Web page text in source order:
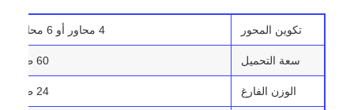
تكوين المحور 4 محاور أو 6 محاور
سعة التحميل 60 طن
الوزن الفارغ 24 طن